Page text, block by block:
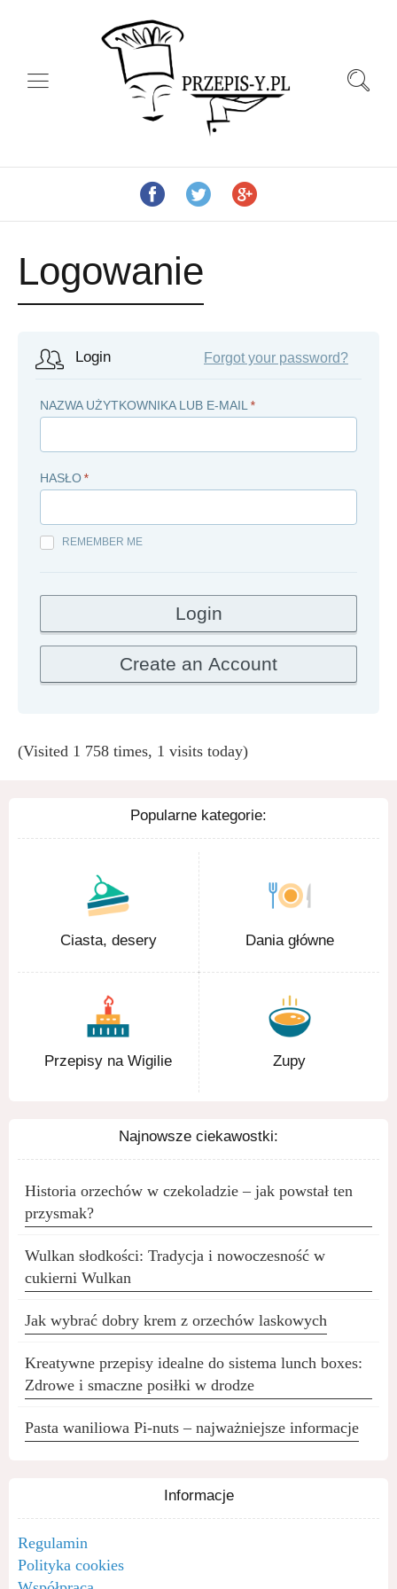
Logowanie
Login Forgot your password?
NAZWA UŻYTKOWNIKA LUB E-MAIL *
HASŁO *
REMEMBER ME
(Visited 1 758 times, 1 visits today)
Popularne kategorie:
Ciasta, desery Dania główne
Przepisy na Wigilie Zupy
Najnowsze ciekawostki:
Historia orzechów w czekoladzie – jak powstał ten
przysmak?
Wulkan słodkości: Tradycja i nowoczesność w
cukierni Wulkan
Jak wybrać dobry krem z orzechów laskowych
Kreatywne przepisy idealne do sistema lunch boxes:
Zdrowe i smaczne posiłki w drodze
Pasta waniliowa Pi-nuts – najważniejsze informacje
Informacje
Regulamin
Polityka cookies